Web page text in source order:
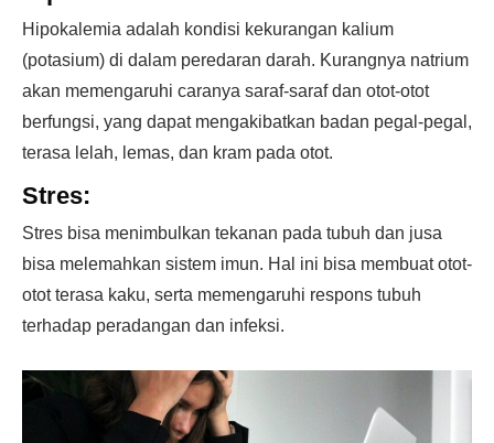
Hipokalemia adalah kondisi kekurangan kalium
(potasium) di dalam peredaran darah. Kurangnya natrium
akan memengaruhi caranya saraf-saraf dan otot-otot
berfungsi, yang dapat mengakibatkan badan pegal-pegal,
terasa lelah, lemas, dan kram pada otot.
Stres:
Stres bisa menimbulkan tekanan pada tubuh dan jusa
bisa melemahkan sistem imun. Hal ini bisa membuat otot-
otot terasa kaku, serta memengaruhi respons tubuh
terhadap peradangan dan infeksi.